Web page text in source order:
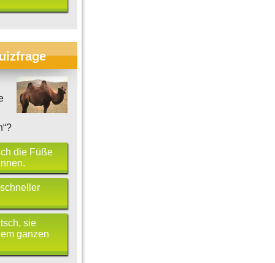
die Füße
sie
ganzen